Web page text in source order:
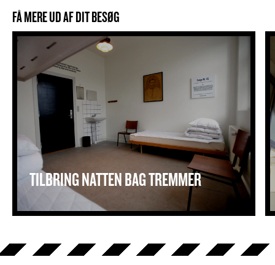
FÅ MERE UD AF DIT BESØG
Tilbring natten bag tremmer
TILBRING NATTEN BAG TREMMER